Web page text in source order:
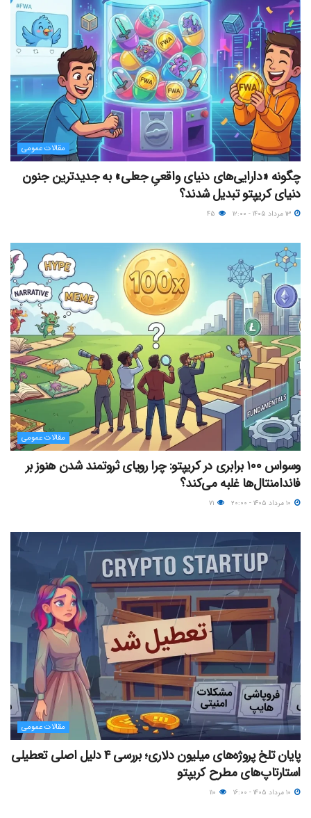
مقالات عمومی
چگونه «دارایی‌های دنیای واقعیِ جعلی» به جدیدترین جنون
دنیای کریپتو تبدیل شدند؟
مقالات عمومی
وسواس ۱۰۰ برابری در کریپتو: چرا رویای ثروتمند شدن هنوز بر
فاندامنتال‌ها غلبه می‌کند؟
مقالات عمومی
پایان تلخ پروژه‌های میلیون دلاری؛ بررسی ۴ دلیل اصلی تعطیلی
استارتاپ‌های مطرح کریپتو